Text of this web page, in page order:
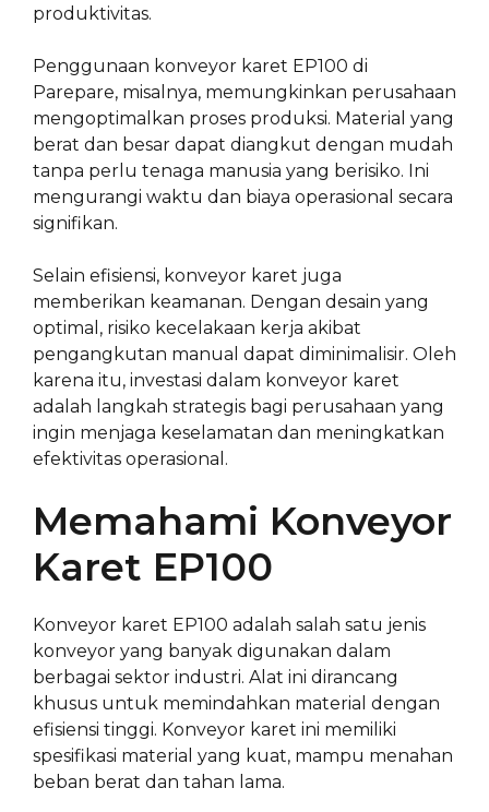
produktivitas.
Penggunaan konveyor karet EP100 di
Parepare, misalnya, memungkinkan perusahaan
mengoptimalkan proses produksi. Material yang
berat dan besar dapat diangkut dengan mudah
tanpa perlu tenaga manusia yang berisiko. Ini
mengurangi waktu dan biaya operasional secara
signifikan.
Selain efisiensi, konveyor karet juga
memberikan keamanan. Dengan desain yang
optimal, risiko kecelakaan kerja akibat
pengangkutan manual dapat diminimalisir. Oleh
karena itu, investasi dalam konveyor karet
adalah langkah strategis bagi perusahaan yang
ingin menjaga keselamatan dan meningkatkan
efektivitas operasional.
Memahami Konveyor
Karet EP100
Konveyor karet EP100 adalah salah satu jenis
konveyor yang banyak digunakan dalam
berbagai sektor industri. Alat ini dirancang
khusus untuk memindahkan material dengan
efisiensi tinggi. Konveyor karet ini memiliki
spesifikasi material yang kuat, mampu menahan
beban berat dan tahan lama.